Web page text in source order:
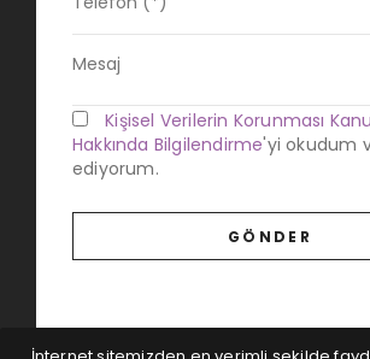
Kişisel Verilerin Korunması
Hakkında Bilgilendirme'yi okudum
ediyorum.